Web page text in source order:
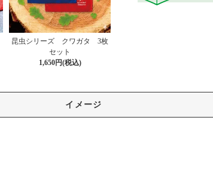
昆虫シリーズ クワガタ 3枚
セット
1,650円(税込)
イメージ